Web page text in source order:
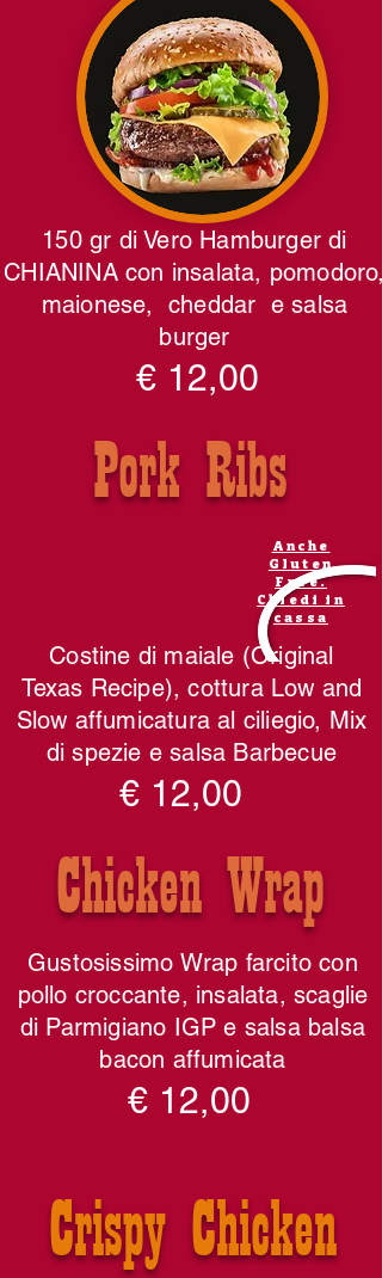
150 gr di Vero Hamburger di
CHIANINA con insalata, pomodoro,
maionese, cheddar e salsa
burger
€ 12,00
Pork Ribs
Anche
Gluten
Free.
Chiedi in
cassa
Costine di maiale (Original
Texas Recipe), cottura Low and
Slow affumicatura al ciliegio, Mix
di spezie e salsa Barbecue
€ 12,00
Chicken Wrap
Gustosissimo Wrap farcito con
pollo croccante, insalata, scaglie
di Parmigiano IGP e salsa balsa
bacon affumicata
€ 12,00
Crispy Chicken